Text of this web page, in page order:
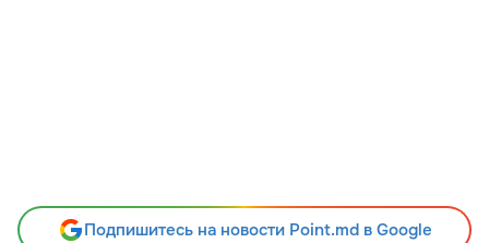
Подпишитесь на новости Point.md в Google